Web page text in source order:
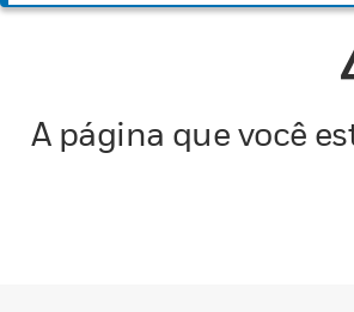
A página que você